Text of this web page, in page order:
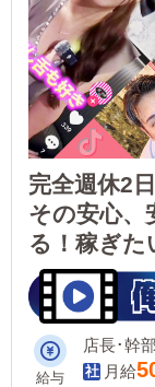
完全週休2
その安心、
る！稼ぎた
る!少しで
から！作業
給与
店長･幹
月給